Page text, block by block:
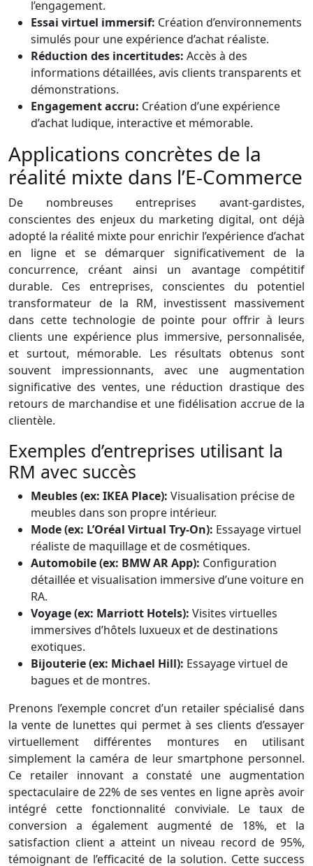
l’engagement.
Essai virtuel immersif: Création d’environnements
simulés pour une expérience d’achat réaliste.
Réduction des incertitudes: Accès à des
informations détaillées, avis clients transparents et
démonstrations.
Engagement accru: Création d’une expérience
d’achat ludique, interactive et mémorable.
Applications concrètes de la
réalité mixte dans l’E-Commerce
De nombreuses entreprises avant-gardistes,
conscientes des enjeux du marketing digital, ont déjà
adopté la réalité mixte pour enrichir l’expérience d’achat
en ligne et se démarquer significativement de la
concurrence, créant ainsi un avantage compétitif
durable. Ces entreprises, conscientes du potentiel
transformateur de la RM, investissent massivement
dans cette technologie de pointe pour offrir à leurs
clients une expérience plus immersive, personnalisée,
et surtout, mémorable. Les résultats obtenus sont
souvent impressionnants, avec une augmentation
significative des ventes, une réduction drastique des
retours de marchandise et une fidélisation accrue de la
clientèle.
Exemples d’entreprises utilisant la
RM avec succès
Meubles (ex: IKEA Place): Visualisation précise de
meubles dans son propre intérieur.
Mode (ex: L’Oréal Virtual Try-On): Essayage virtuel
réaliste de maquillage et de cosmétiques.
Automobile (ex: BMW AR App): Configuration
détaillée et visualisation immersive d’une voiture en
RA.
Voyage (ex: Marriott Hotels): Visites virtuelles
immersives d’hôtels luxueux et de destinations
exotiques.
Bijouterie (ex: Michael Hill): Essayage virtuel de
bagues et de montres.
Prenons l’exemple concret d’un retailer spécialisé dans
la vente de lunettes qui permet à ses clients d’essayer
virtuellement différentes montures en utilisant
simplement la caméra de leur smartphone personnel.
Ce retailer innovant a constaté une augmentation
spectaculaire de 22% de ses ventes en ligne après avoir
intégré cette fonctionnalité conviviale. Le taux de
conversion a également augmenté de 18%, et la
satisfaction client a atteint un niveau record de 95%,
témoignant de l’efficacité de la solution. Cette success